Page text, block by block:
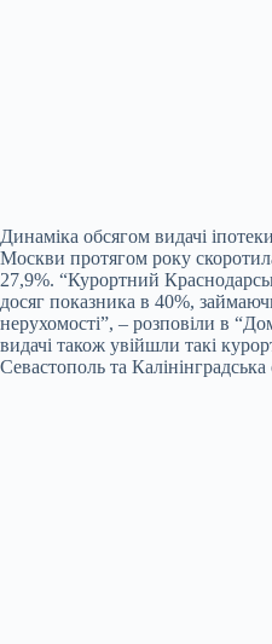
Динаміка обсягом видачі
Москви протягом року
27,9%. “Курортний
досяг показника в 40%,
нерухомості”, – розповіли в
видачі також увійшли такі
Севастополь та Калінінградська